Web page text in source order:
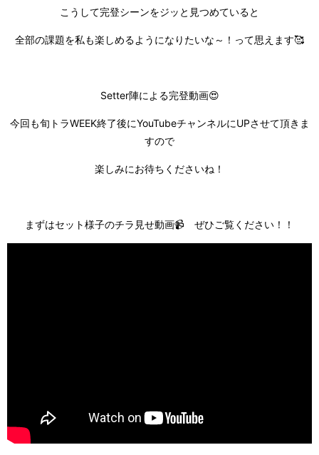
こうして完登シーンをジッと見つめていると
全部の課題を私も楽しめるようになりたいな～！って思えます🥰
Setter陣による完登動画😍
今回も旬トラWEEK終了後にYouTubeチャンネルにUPさせて頂きま
すので
楽しみにお待ちくださいね！
まずはセット様子のチラ見せ動画📹 ぜひご覧ください！！